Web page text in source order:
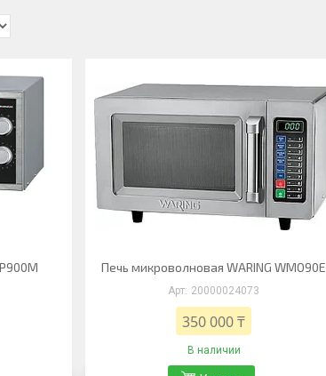
Печь микроволновая WARING WMO90E
20000024073
350 000 ₸
В наличии